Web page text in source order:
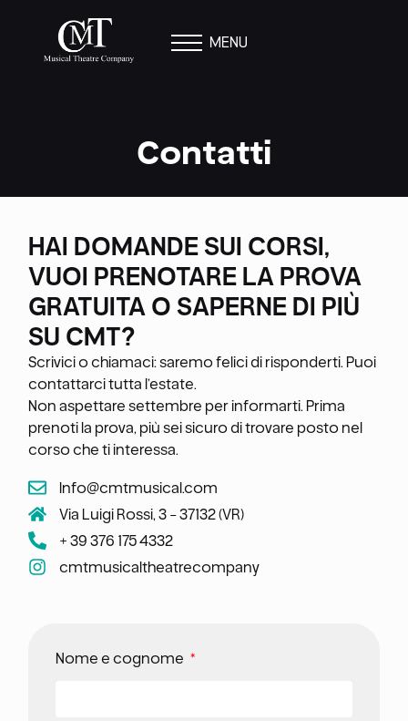
MENU
Contatti
HAI DOMANDE SUI CORSI,
VUOI PRENOTARE LA PROVA
GRATUITA O SAPERNE DI PIÙ
SU CMT?
Scrivici o chiamaci: saremo felici di risponderti. Puoi
contattarci tutta l’estate.
Non aspettare settembre per informarti. Prima
prenoti la prova, più sei sicuro di trovare posto nel
corso che ti interessa.
Info@cmtmusical.com
Via Luigi Rossi, 3 - 37132 (VR)
+ 39 376 175 4332
cmtmusicaltheatrecompany
Nome e cognome